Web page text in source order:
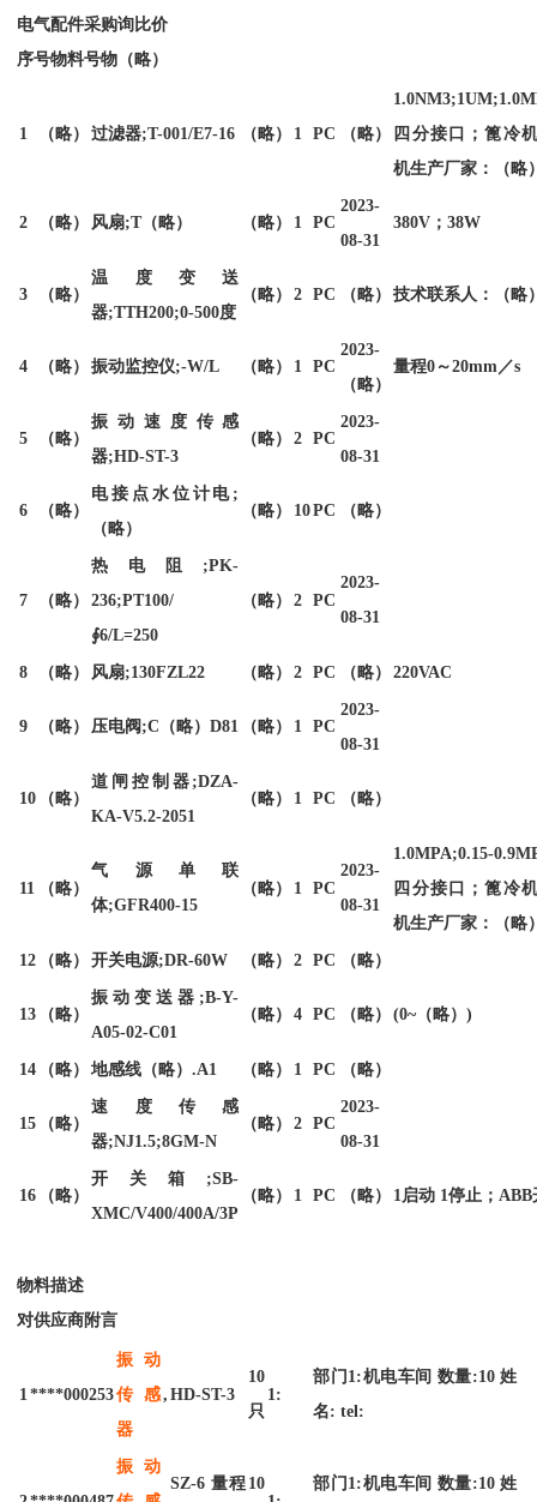
电气配件采购询比价
序号物料号物（略）
1 （略） 过滤器;T-001/E7-16 （略） 1 PC （略）
四分接口；篦冷
机生产厂家：（略
2 （略） 风扇;T（略） （略） 1 PC
2023-
08-31
380V；38W
3 （略）
温度变送
器;TTH200;0-500度
（略） 2 PC （略） 技术联系人：（略
4 （略） 振动监控仪;-W/L （略） 1 PC
2023-
（略）
量程0～20mm／s
5 （略）
振动速度传感
器;HD-ST-3
（略） 2 PC
2023-
08-31
6 （略）
电接点水位计电;
（略）
（略） 10PC （略）
7 （略）
热电阻;PK-
236;PT100/
∮6/L=250
（略） 2 PC
2023-
08-31
8 （略） 风扇;130FZL22 （略） 2 PC （略） 220VAC
9 （略） 压电阀;C（略）D81 （略） 1 PC
2023-
08-31
10 （略）
道闸控制器;DZA-
KA-V5.2-2051
（略） 1 PC （略）
11 （略）
气源单联
体;GFR400-15
（略） 1 PC
2023-
08-31
1.0MPA;0.15-
四分接口；篦冷
机生产厂家：（略
12
（略） 开关电源;DR-60W （略） 2 PC （略）
13 （略）
振动变送器;B-Y-
A05-02-C01
（略） 4 PC （略） (0~（略）)
14 （略） 地感线（略）.A1 （略） 1 PC （略）
15 （略）
速度传感
器;NJ1.5;8GM-N
（略） 2 PC
2023-
08-31
16 （略）
开关箱;SB-
XMC/V400/400A/3P
（略） 1 PC （略） 1启动 1停止；ABB
物料描述
对供应商附言
1 ****000253
振动
传感
器
, HD-ST-3
10
只
1:
部门1:机电车间 数量:10 姓
名: tel:
振动
SZ-6 量程10
部门1:机电车间 数量:10 姓